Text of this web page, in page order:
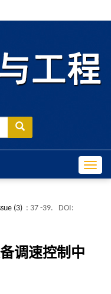
(3) : 37 -39.
DOI:
调速控制中